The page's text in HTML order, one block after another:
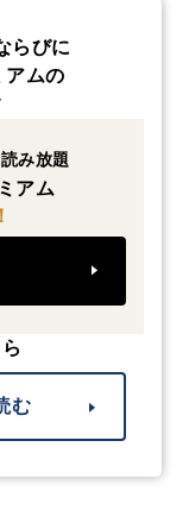
らびに
アムの
み放題
アム
む